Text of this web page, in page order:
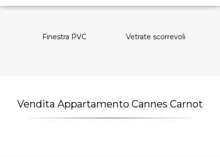
Finestra PVC Vetrate scorrevoli
Vendita Appartamento Cannes Carnot